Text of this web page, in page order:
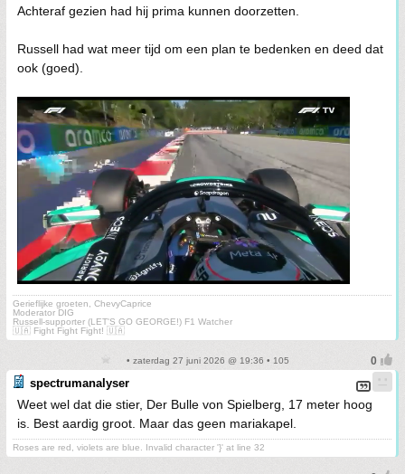
Achteraf gezien had hij prima kunnen doorzetten.
Russell had wat meer tijd om een plan te bedenken en deed dat
ook (goed).
Gerieflijke groeten, ChevyCaprice
Moderator DIG
Russell-supporter (LET'S GO GEORGE!) F1 Watcher
🇺🇦 Fight Fight Fight! 🇺🇦
• zaterdag 27 juni 2026 @ 19:36 • 105
spectrumanalyser
Weet wel dat die stier, Der Bulle von Spielberg, 17 meter hoog
is. Best aardig groot. Maar das geen mariakapel.
Roses are red, violets are blue. Invalid character '}' at line 32